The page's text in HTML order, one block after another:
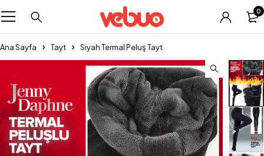
0
Ana Sayfa Tayt Siyah Termal Peluş Tayt